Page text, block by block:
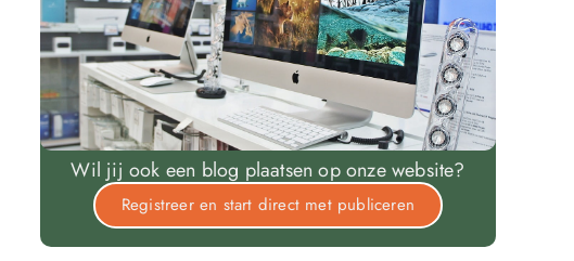
Wil jij ook een blog plaatsen op onze website?
Registreer en start direct met publiceren